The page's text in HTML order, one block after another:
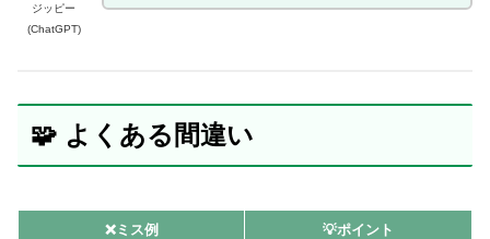
ジッピー
(ChatGPT)
🧩 よくある間違い
❌ミス例 💡ポイント